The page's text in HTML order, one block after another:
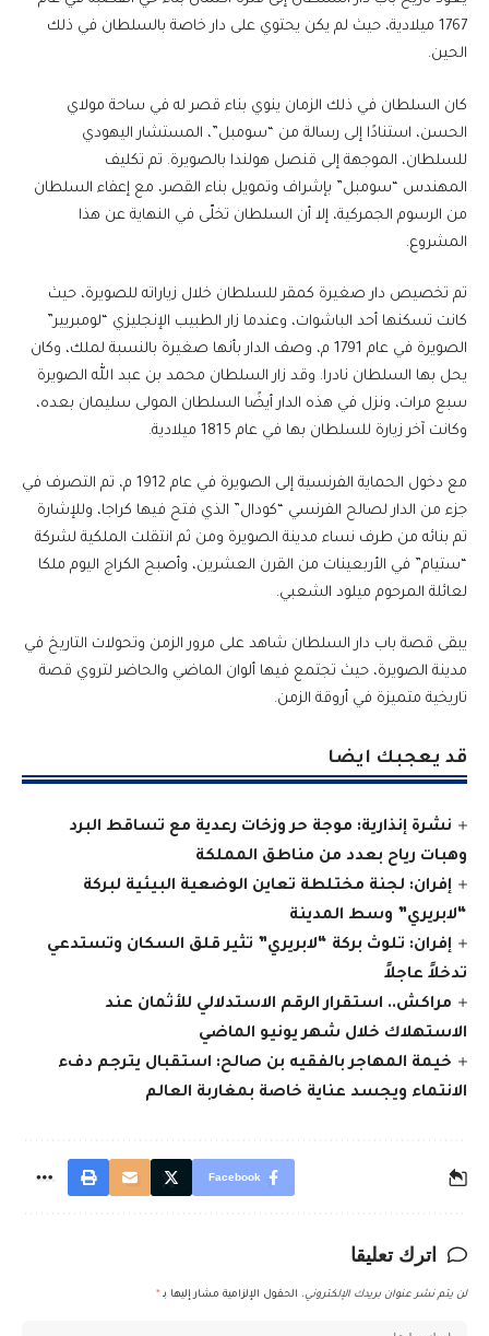
1767 ميلادية، حيث لم يكن يحتوي على دار خاصة بالسلطان في ذلك
الحين.
كان السلطان في ذلك الزمان ينوي بناء قصر له في ساحة مولاي
الحسن، استنادًا إلى رسالة من “سومبل”، المستشار اليهودي
للسلطان، الموجهة إلى قنصل هولندا بالصويرة. تم تكليف
المهندس “سومبل” بإشراف وتمويل بناء القصر، مع إعفاء السلطان
من الرسوم الجمركية، إلا أن السلطان تخلّى في النهاية عن هذا
المشروع.
تم تخصيص دار صغيرة كمقر للسلطان خلال زياراته للصويرة، حيث
كانت تسكنها أحد الباشوات، وعندما زار الطبيب الإنجليزي “لومبريير”
الصويرة في عام 1791 م، وصف الدار بأنها صغيرة بالنسبة لملك، وكان
يحل بها السلطان نادرا. وقد زار السلطان محمد بن عبد الله الصويرة
سبع مرات، ونزل في هذه الدار أيضًا السلطان المولى سليمان بعده،
وكانت آخر زيارة للسلطان بها في عام 1815 ميلادية.
مع دخول الحماية الفرنسية إلى الصويرة في عام 1912 م، تم التصرف في
جزء من الدار لصالح الفرنسي “كودال” الذي فتح فيها كراجا، وللإشارة
تم بنائه من طرف نساء مدينة الصويرة ومن ثم انتقلت الملكية لشركة
“ستيام” في الأربعينات من القرن العشرين، وأصبح الكراج اليوم ملكا
لعائلة المرحوم ميلود الشعبي.
يبقى قصة باب دار السلطان شاهد على مرور الزمن وتحولات التاريخ في
مدينة الصويرة، حيث تجتمع فيها ألوان الماضي والحاضر لتروي قصة
تاريخية متميزة في أروقة الزمن.
قد يعجبك ايضا
نشرة إنذارية: موجة حر وزخات رعدية مع تساقط البرد
وهبات رياح بعدد من مناطق المملكة
إفران: لجنة مختلطة تعاين الوضعية البيئية لبركة
“لابريري” وسط المدينة
إفران: تلوث بركة “لابريري” تثير قلق السكان وتستدعي
تدخلاً عاجلاً
مراكش.. استقرار الرقم الاستدلالي للأثمان عند
الاستهلاك خلال شهر يونيو الماضي
خيمة المهاجر بالفقيه بن صالح: استقبال يترجم دفء
الانتماء ويجسد عناية خاصة بمغاربة العالم
Facebook
اترك تعليقا
لن يتم نشر عنوان بريدك الإلكتروني. الحقول الإلزامية مشار إليها بـ *